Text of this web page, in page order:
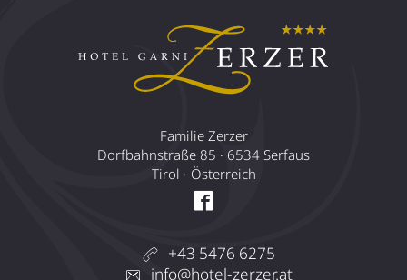
Familie Zerzer
Dorfbahnstraße 85 · 6534 Serfaus
Tirol · Österreich
+43 5476 6275
info@hotel-zerzer.at